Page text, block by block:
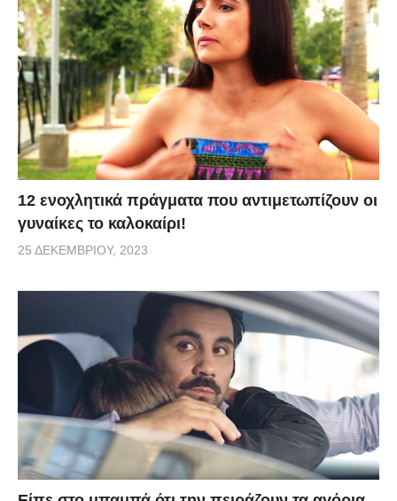
12 ενοχλητικά πράγματα που αντιμετωπίζουν οι
γυναίκες το καλοκαίρι!
25 ΔΕΚΕΜΒΡΊΟΥ, 2023